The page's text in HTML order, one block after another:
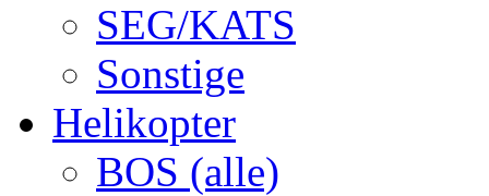
SEG/KATS
Sonstige
Helikopter
BOS (alle)